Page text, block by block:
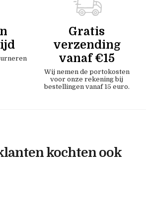
Gratis
verzending
vanaf €15
Wij nemen de portokosten
voor onze rekening bij
bestellingen vanaf 15 euro.
kochten ook